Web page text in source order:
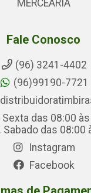
MERCEARIA
Fale Conosco
(96) 3241-4402
(96)99190-7721
Sexta das 08:00
Sabado das 08:00
Instagram
Facebook